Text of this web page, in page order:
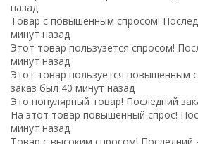
назад
Товар с повышенным спросом!
минут назад
Этот товар пользузется спросом!
минут назад
Этот товар пользуется повышенным
заказ был 40 минут назад
Это популярный товар! Последний
На этот товар повышенный спрос!
минут назад